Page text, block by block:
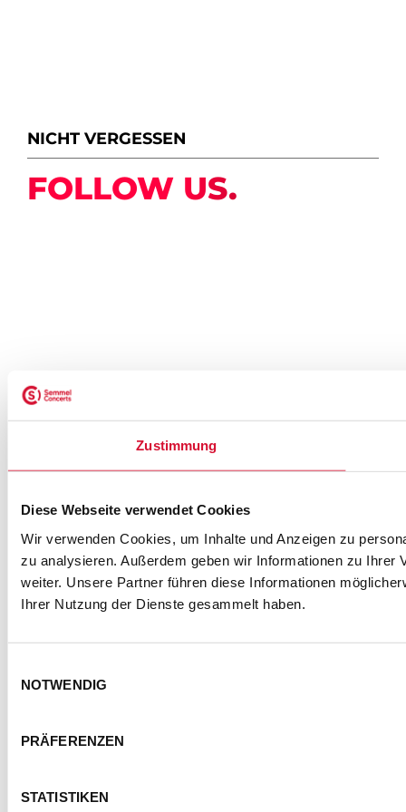
Zustimmung
Diese Webseite verwendet Cookies
Wir verwenden Cookies, um Inhalte und Anzeigen zu
zu analysieren. Außerdem geben wir Informationen zu Ihrer
weiter. Unsere Partner führen diese Informationen
Ihrer Nutzung der Dienste gesammelt haben.
NOTWENDIG
PRÄFERENZEN
STATISTIKEN
NICHT VERGESSEN
FOLLOW US.
ZUR ANMELDUNG
SEMMEL @ SOCIAL MEDIA
KONTAKTIMPRESSUM
NUTZUNGSBEDINGUNGEN